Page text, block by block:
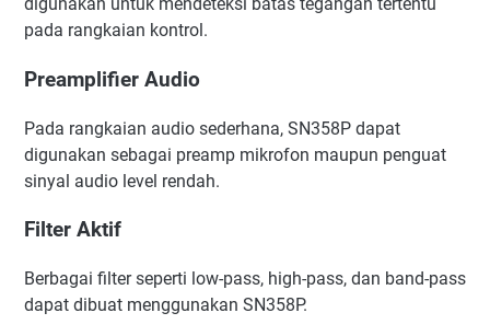
digunakan untuk mendeteksi batas tegangan tertentu
pada rangkaian kontrol.
Preamplifier Audio
Pada rangkaian audio sederhana, SN358P dapat
digunakan sebagai preamp mikrofon maupun penguat
sinyal audio level rendah.
Filter Aktif
Berbagai filter seperti low-pass, high-pass, dan band-pass
dapat dibuat menggunakan SN358P.